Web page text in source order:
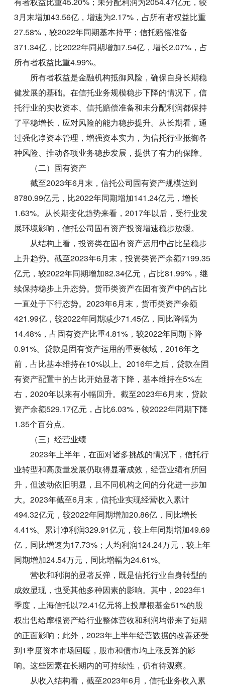
3月末增加43.56亿，增速为2.17%，占所有者权益比重
27.58%，较2022年同期基本持平；信托赔偿准备
371.34亿，比2022年同期增加7.54亿，增长2.07%，占
所有者权益比重4.99%。
所有者权益是金融机构抵御风险，确保自身长期稳
健发展的基础。在信托业务规模稳步下降的情况下，信
托行业的实收资本、信托赔偿准备和未分配利润都保持
了平稳增长，应对风险的能力稳步提升。从长期看，通
过强化净资本管理，增强资本实力，为信托行业抵御各
种风险、推动各项业务稳步发展，提供了有力的保障。
（二）固有资产
截至2023年6月末，信托公司固有资产规模达到
8780.99亿元，比2022年同期增加141.24亿元，增长
1.63%。从长期变化趋势来看，2017年以后，受行业发
展环境影响，信托公司固有资产投资增速稳步放缓。
从结构上看，投资类在固有资产运用中占比呈稳步
上升趋势。截至2023年6月末，投资类资产余额7199.35
亿元，较2022年同期增加82.34亿元，占比81.99%，继
续保持稳步上升态势。货币类资产在固有资产中的占比
一直处于下行态势。2023年6月末，货币类资产余额
421.99亿，较2022年同期减少71.45亿，同比降幅为
14.48%，占固有资产比重4.81%，较2022年同期下降
0.91%。贷款是固有资产运用的重要领域，2016年之
前，占比基本维持在10%以上。2016年之后，贷款在固
有资产配置中的占比开始显著下降，基本维持在5%左
右，2020年以来有小幅回升。截至2023年6月末，贷款
资产余额529.17亿元，占比6.03%，较2022年同期下降
1.35个百分点。
（三）经营业绩
2023年上半年，在面对诸多挑战的情况下，信托行
业转型和高质量发展仍取得显著成效，经营业绩有所回
升，但波动依旧明显，且不同机构之间的分化进一步加
大。2023年截至6月末，信托业实现经营收入累计
494.32亿元，较2022年同期增加20.86亿，同比增长
4.41%。累计净利润329.91亿元，较上年同期增加49.69
亿，同比增速为17.73%；人均利润124.24万元，较上年
同期增加24.54万元，同比增幅为24.61%。
营收和利润的显著反弹，既是信托行业自身转型的
成效显现，也受其他多种因素的影响。其中，2023年1
季度，上海信托以72.41亿元将上投摩根基金51%的股
权出售给摩根资产给行业整体营收和利润均带来了短期
的正面影响；此外，2023年上半年经营数据的改善还受
到1季度资本市场回暖，股市和债市均上涨反弹的影
响。这些因素在长期内的可持续性，仍有待观察。
从收入结构看，截至2023年6月，信托业务收入累